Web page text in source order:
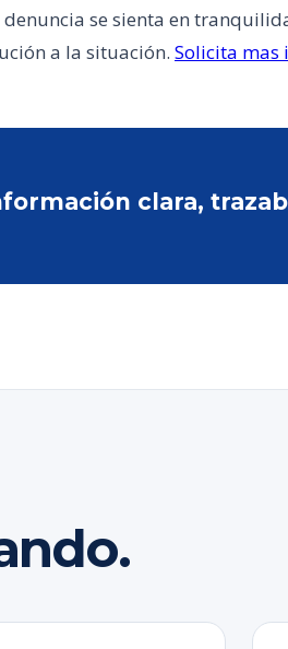
se sienta en
a la situación. Solicita
clara,